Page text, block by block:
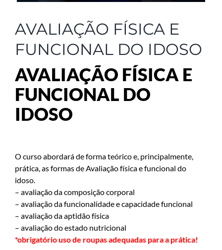
AVALIAÇÃO FÍSICA E
FUNCIONAL DO IDOSO
AVALIAÇÃO FÍSICA E
FUNCIONAL DO
IDOSO
O curso abordará de forma teórico e, principalmente,
prática, as formas de Avaliação física e funcional do
idoso.
– avaliação da composição corporal
– avaliação da funcionalidade e capacidade funcional
– avaliação da aptidão física
– avaliação do estado nutricional
*obrigatório uso de roupas adequadas para a prática!